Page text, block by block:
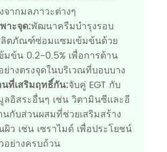
จากมลภาวะต่างๆ
าะจุด:พัฒนาครีมบำรุงรอบ
ลิตภัณฑ์ซ่อมแซมเข้มข้นด้วย
มข้น 0.2-0.5% เพื่อการต้าน
างตรงจุดในบริเวณที่บอบบาง
ที่เสริมฤทธิ์กัน:จับคู่ EGT กับ
อิสระอื่นๆ เช่น วิตามินซีและอี
กับส่วนผสมที่ช่วยเสริมสร้าง
ผิว เช่น เซราไมด์ เพื่อประโยชน์
ย่างครบถ้วน